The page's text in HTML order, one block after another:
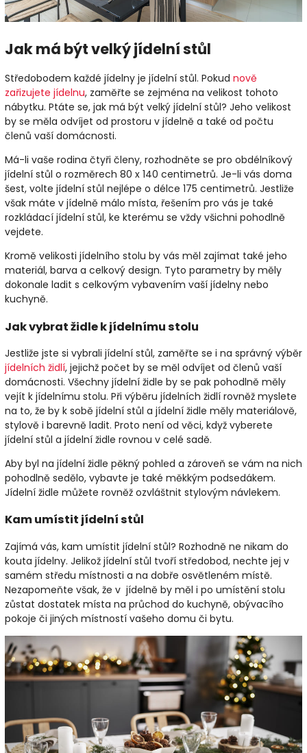
Jak má být velký jídelní stůl
Středobodem každé jídelny je jídelní stůl. Pokud nově
zařizujete jídelnu, zaměřte se zejména na velikost tohoto
nábytku. Ptáte se, jak má být velký jídelní stůl? Jeho velikost
by se měla odvíjet od prostoru v jídelně a také od počtu
členů vaší domácnosti.
Má-li vaše rodina čtyři členy, rozhodněte se pro obdélníkový
jídelní stůl o rozměrech 80 x 140 centimetrů. Je-li vás doma
šest, volte jídelní stůl nejlépe o délce 175 centimetrů. Jestliže
však máte v jídelně málo místa, řešením pro vás je také
rozkládací jídelní stůl, ke kterému se vždy všichni pohodlně
vejdete.
Kromě velikosti jídelního stolu by vás měl zajímat také jeho
materiál, barva a celkový design. Tyto parametry by měly
dokonale ladit s celkovým vybavením vaší jídelny nebo
kuchyně.
Jak vybrat židle k jídelnímu stolu
Jestliže jste si vybrali jídelní stůl, zaměřte se i na správný výběr
jídelních židlí, jejichž počet by se měl odvíjet od členů vaší
domácnosti. Všechny jídelní židle by se pak pohodlně měly
vejít k jídelnímu stolu. Při výběru jídelních židlí rovněž myslete
na to, že by k sobě jídelní stůl a jídelní židle měly materiálově,
stylově i barevně ladit. Proto není od věci, když vyberete
jídelní stůl a jídelní židle rovnou v celé sadě.
Aby byl na jídelní židle pěkný pohled a zároveň se vám na nich
pohodlně sedělo, vybavte je také měkkým podsedákem.
Jídelní židle můžete rovněž ozvláštnit stylovým návlekem.
Kam umístit jídelní stůl
Zajímá vás, kam umístit jídelní stůl? Rozhodně ne nikam do
kouta jídelny. Jelikož jídelní stůl tvoří středobod, nechte jej v
samém středu místnosti a na dobře osvětleném místě.
Nezapomeňte však, že v jídelně by měl i po umístění stolu
zůstat dostatek místa na průchod do kuchyně, obývacího
pokoje či jiných místností vašeho domu či bytu.